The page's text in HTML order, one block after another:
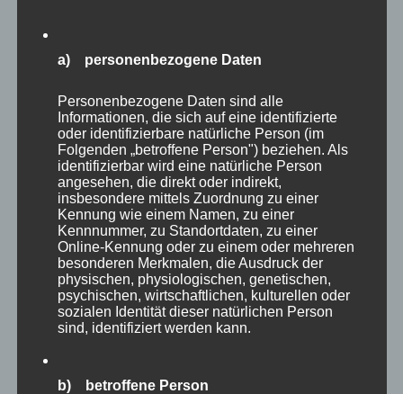
sehen. Diese “Majestäten der Lüfte” habe ich
auch schon mehrfach in freier Wildbahn vor
wahrlich riesige Greifvögel, die auch hier sehr
beeindruckend wirken.
a) personenbezogene Daten
Personenbezogene Daten sind alle
Informationen, die sich auf eine identifizierte
oder identifizierbare natürliche Person (im
Folgenden „betroffene Person") beziehen. Als
identifizierbar wird eine natürliche Person
angesehen, die direkt oder indirekt,
insbesondere mittels Zuordnung zu einer
Kennung wie einem Namen, zu einer
Kennnummer, zu Standortdaten, zu einer
Online-Kennung oder zu einem oder mehreren
besonderen Merkmalen, die Ausdruck der
physischen, physiologischen, genetischen,
psychischen, wirtschaftlichen, kulturellen oder
sozialen Identität dieser natürlichen Person
sind, identifiziert werden kann.
b) betroffene Person